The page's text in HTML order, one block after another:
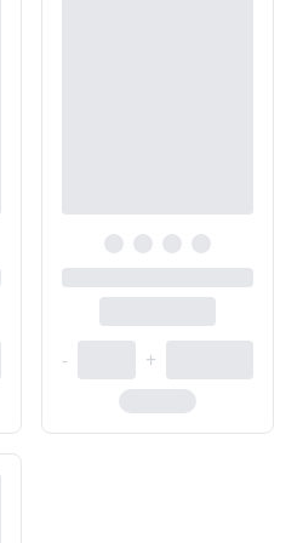
- +